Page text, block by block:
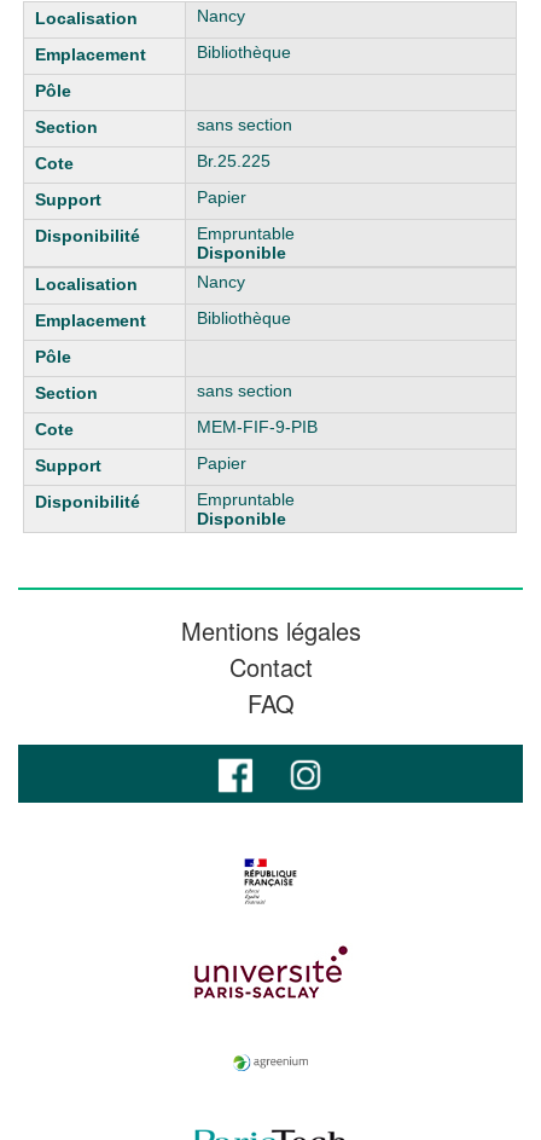
Liste des exemplaires
Nancy
Bibliothèque
sans section
Br.25.225
Papier
Empruntable
Disponible
Nancy
Bibliothèque
sans section
MEM-FIF-9-PIB
Papier
Empruntable
Disponible
Mentions légales
Contact
FAQ